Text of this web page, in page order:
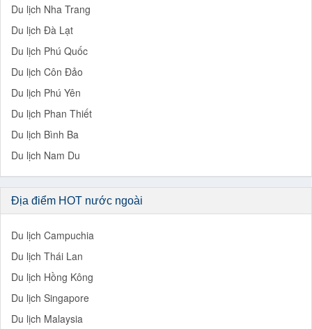
Du lịch Nha Trang
Du lịch Đà Lạt
Du lịch Phú Quốc
Du lịch Côn Đảo
Du lịch Phú Yên
Du lịch Phan Thiết
Du lịch Bình Ba
Du lịch Nam Du
Địa điểm HOT nước ngoài
Du lịch Campuchia
Du lịch Thái Lan
Du lịch Hồng Kông
Du lịch Singapore
Du lịch Malaysia